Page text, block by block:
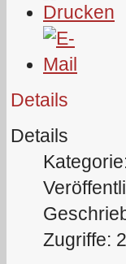
Details
Details
Zugriffe: